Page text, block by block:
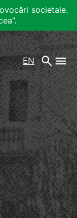
societale.
EN